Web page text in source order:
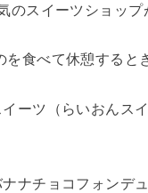
スイーツショップ
食べて休憩すると
ーツ（らいおんス
ナチョコフォンデュ